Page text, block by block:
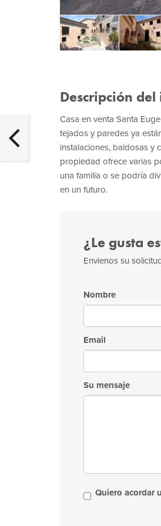
Descripción
Casa en venta Santa
tejados y paredes ya
instalaciones, baldosas y
propiedad ofrece varias
una familia o se podría
en un futuro.
¿Le gusta
Envienos su
Nombre
Email
Su mensaje
Quiero acordar